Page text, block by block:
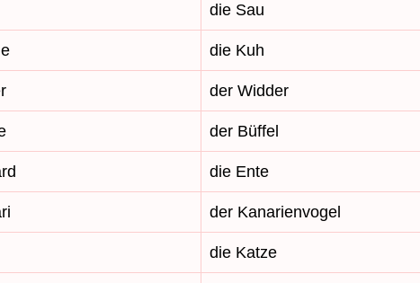
die Sau
die Kuh
der Widder
der Büffel
die Ente
der Kanarienvogel
die Katze